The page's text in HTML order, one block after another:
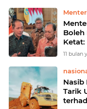
Boleh
Ketat:
ke
11 bulan
Nasib
Tarik